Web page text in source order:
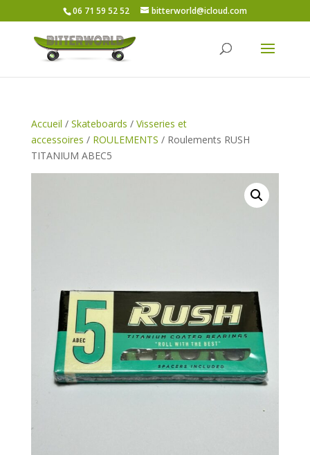
06 71 59 52 52 bitterworld@icloud.com
Accueil / Skateboards / Visseries et
accessoires / ROULEMENTS / Roulements RUSH
TITANIUM ABEC5